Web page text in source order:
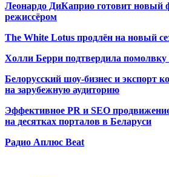
Леонардо ДиКаприо готовит
режиссёром
The White Lotus продлён на новый
Холли Берри подтвердила помолвку
Белорусский шоу-бизнес и экспорт
на зарубежную аудиторию
Эффективное PR и SEO
на десятках порталов в Беларуси
Радио Аплюс Beat